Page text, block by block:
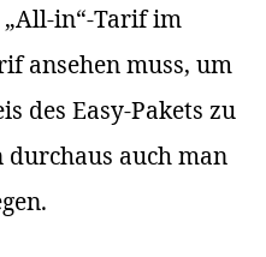
in“-Tarif im
ansehen muss, um
des Easy-Pakets zu
auch man